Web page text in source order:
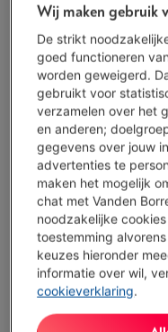
Volume
Volume
Beschikbaar
€ 399,00
LIEBHERR
Volume
Wij maken gebruik
De strikt
goed functioneren
worden geweigerd.
gebruikt voor
verzamelen over het
en anderen;
gegevens over jouw
advertenties te
maken het mogelijk
chat met Vanden
noodzakelijke
toestemming
keuzes hieronder
informatie over wil,
cookieverklaring.